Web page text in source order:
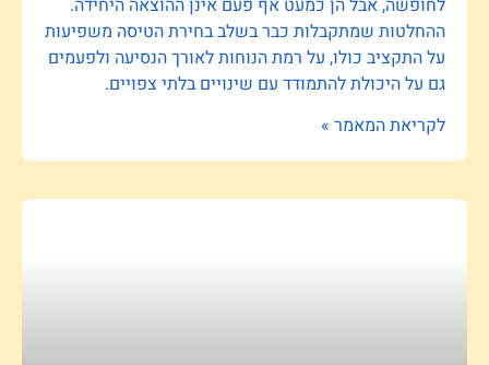
ההחלטות שמתקבלות כבר בשלב בחירת הטיסה משפיעות
על התקציב כולו, על רמת הנוחות לאורך הנסיעה ולפעמים
גם על היכולת להתמודד עם שינויים בלתי צפויים.
לקריאת המאמר »